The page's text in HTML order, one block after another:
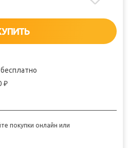
₽
покупки онлайн или